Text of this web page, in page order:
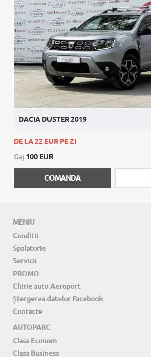
DACIA DUSTER 2019
DE LA 22 EUR PE ZI
Gaj 100 EUR
COMANDA
MENIU
Conditii
Spalatorie
Servicii
PROMO
Chirie auto Aeroport
Ștergerea datelor Facebook
Contacte
AUTOPARC
Clasa Econom
Clasa Business